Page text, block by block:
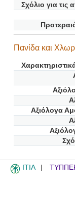
Σχόλιο για τις
Πανίδα και
Αξιόλογα
ITIA